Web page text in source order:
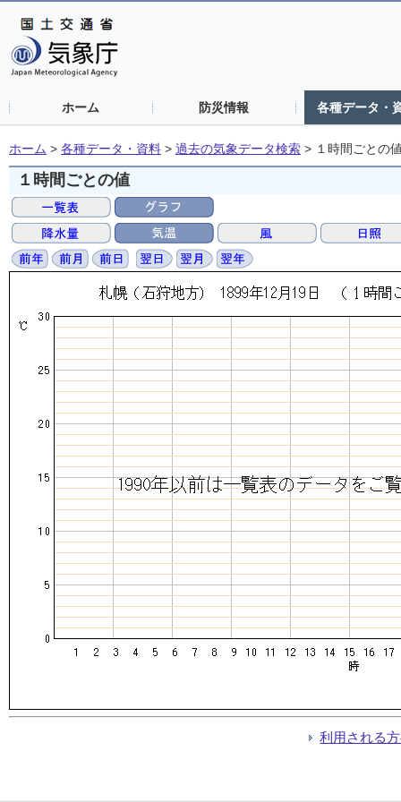
ホーム 防災情報 各種データ・
ホーム > 各種データ・資料 > 過去の気象データ検索 > １時間ごとの
１時間ごとの値
利用される